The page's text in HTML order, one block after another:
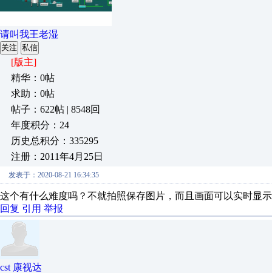
请叫我王老湿
关注 私信
[版主]
精华：0帖
求助：0帖
帖子：622帖 | 8548回
年度积分：24
历史总积分：335295
注册：2011年4月25日
发表于：2020-08-21 16:34:35
这个有什么难度吗？不就拍照保存图片，而且画面可以实时显示
回复 引用 举报
cst 康视达